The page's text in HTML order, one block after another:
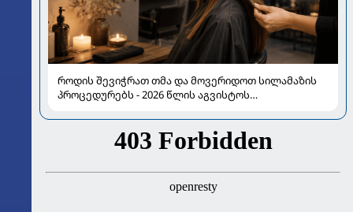
როდის შევიჭრათ თმა და მოვერიდოთ სილამაზის
პროცედურებს - 2026 წლის აგვისტოს